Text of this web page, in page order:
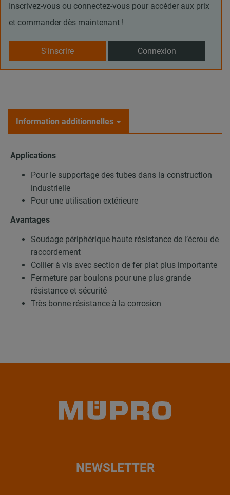
Inscrivez-vous ou connectez-vous pour accéder aux prix
et commander dès maintenant !
S'inscrire Connexion
Information additionnelles
Applications
Pour le supportage des tubes dans la construction
industrielle
Pour une utilisation extérieure
Avantages
Soudage périphérique haute résistance de l’écrou de
raccordement
Collier à vis avec section de fer plat plus importante
Fermeture par boulons pour une plus grande
résistance et sécurité
Très bonne résistance à la corrosion
NEWSLETTER